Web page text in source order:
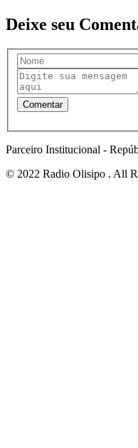
Deixe seu
Parceiro Institucional -
© 2022 Radio Olisipo . All